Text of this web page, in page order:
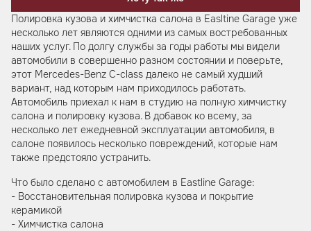
Полировка кузова и химчистка салона в Easltine Garage уже
несколько лет являются одними из самых востребованных
наших услуг. По долгу службы за годы работы мы видели
автомобили в совершенно разном состоянии и поверьте,
этот Mercedes-Benz C-class далеко не самый худший
вариант, над которым нам приходилось работать.
Автомобиль приехал к нам в студию на полную химчистку
салона и полировку кузова. В добавок ко всему, за
несколько лет ежедневной эксплуатации автомобиля, в
салоне появилось несколько повреждений, которые нам
также предстояло устранить.
Что было сделано с автомобилем в Eastline Garage:
- Восстановительная полировка кузова и покрытие
керамикой
- Химчистка салона